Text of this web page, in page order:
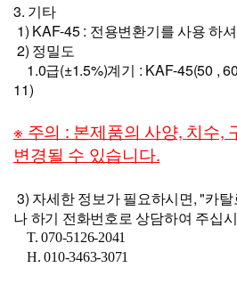
3. 기타
1) KAF-45 : 전용변환기를사용 하
2) 정밀도
1.0급(±1.5%)계기 : KAF-45(50 ,
11)
※ 주의 : 본제품의 사양, 치수,
변경될 수 있습니다.
3) 자세한 정보가 필요하시면, "카
나하기 전화번호로 상담하여 주십
T. 070-5126-2041
H. 010-3463-3071